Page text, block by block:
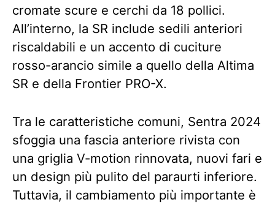
cromate scure e cerchi da 18 pollici.
All’interno, la SR include sedili anteriori
riscaldabili e un accento di cuciture
rosso-arancio simile a quello della Altima
SR e della Frontier PRO-X.
Tra le caratteristiche comuni, Sentra 2024
sfoggia una fascia anteriore rivista con
una griglia V-motion rinnovata, nuovi fari e
un design più pulito del paraurti inferiore.
Tuttavia, il cambiamento più importante è